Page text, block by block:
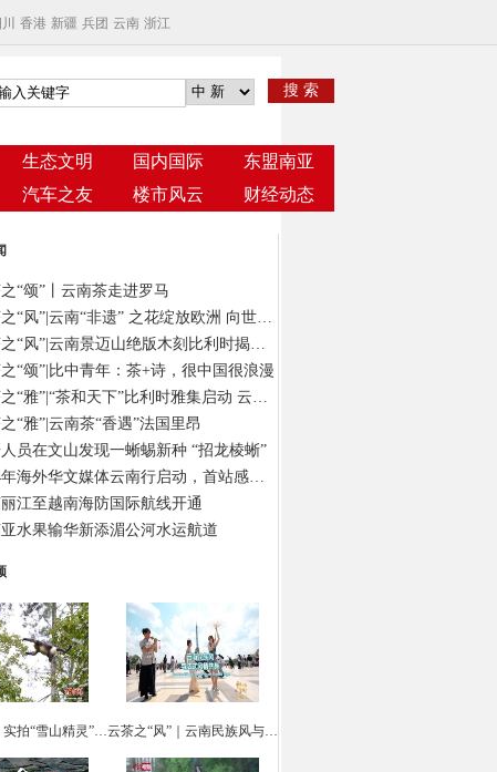
香港 新疆 兵团 云南 浙江
搜 索
生态文明 国内国际
东盟南亚
汽车之友 楼市风云 财经动态
“颂”丨云南茶走进罗马
云茶之“风”|云南“非遗” 之花绽放欧洲 向世界发出“景迈之约”
云茶之“风”|云南景迈山绝版木刻比利时揭幕 以“有形”版画绘“无象”茶意
“颂”|比中青年：茶+诗，很中国很浪漫
云茶之“雅”|“茶和天下”比利时雅集启动 云南茶在“欧洲心脏”演绎风雅颂
“雅”|云南茶“香遇”法国里昂
员在文山发现一蜥蜴新种 “招龙棱蜥”
2024年海外华文媒体云南行启动，首站感受春城独特气质
江至越南海防国际航线开通
水果输华新添湄公河水运航道
云南迪庆：实拍“雪山精灵” 滇金丝猴觅食 云茶之“风”｜云南民族风与法式风情共舞